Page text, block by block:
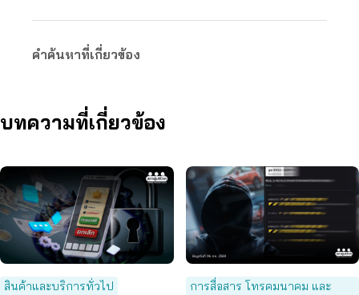
คำค้นหาที่เกี่ยวข้อง
บทความที่เกี่ยวข้อง
สินค้าและบริการทั่วไป
การสื่อสาร โทรคมนาคม และ